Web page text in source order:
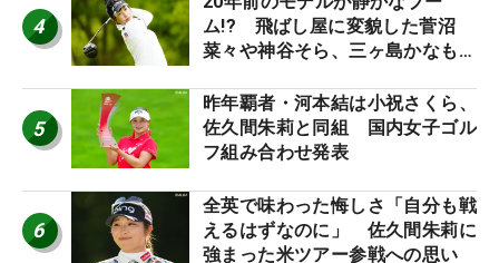
4
ム!? 飛ばし屋に変貌した菅沼
菜々や神谷そら、三ヶ島かなも使
ロたちの“飛ばしギア”】
5
昨年覇者・河本結は小祝さくら、
佐久間朱莉と同組 国内女子ゴル
フ組み合わせ発表
6
全英で味わった悔しさ「自分も戦
えるはずなのに」 佐久間朱莉に
強まった米ツアー参戦への思い